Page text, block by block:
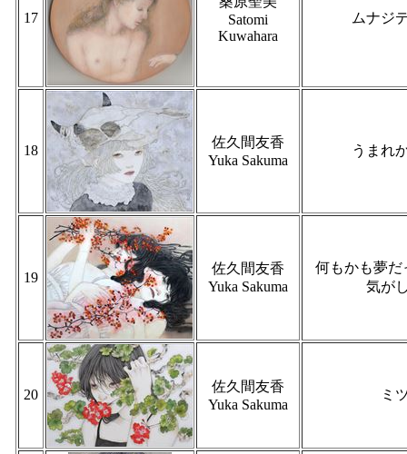
17
Satomi
Kuwahara
ムナジ
18
佐久間友香
Yuka Sakuma
うまれ
19
佐久間友香
Yuka Sakuma
何もかも夢だ
気が
20
佐久間友香
Yuka Sakuma
ミ